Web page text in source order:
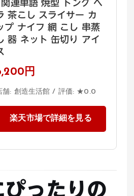
| 関連単語 焼型 トング ヘ
茶こし スライサー カ
プ ナイフ 網 こし 串蒸
器 ネット 缶切り アイ
円
舗: 創造生活館 / 評価: ★0.0
楽天市場で詳細を見る
ったりの